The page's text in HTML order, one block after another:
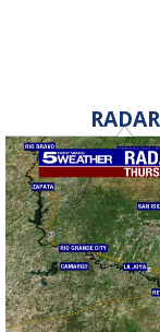
RADAR